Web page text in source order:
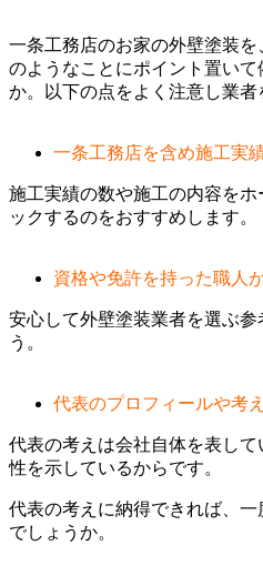
一条工務店のお家の外壁塗装
のようなことにポイント置いて
か。以下の点をよく注意し業者
一条工務店を含め施工実
施工実績の数や施工の内容を
ックするのをおすすめします。
資格や免許を持った職人
安心して外壁塗装業者を選ぶ参
う。
代表のプロフィールや考
代表の考えは会社自体を表し
性を示しているからです。
代表の考えに納得できれば、
でしょうか。